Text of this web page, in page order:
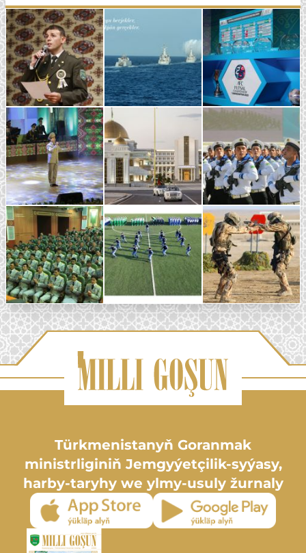
Türkmenistanyň Goranmak
ministrliginiň Jemgyýetçilik-syýasy,
harby-taryhy we ylmy-usuly žurnaly